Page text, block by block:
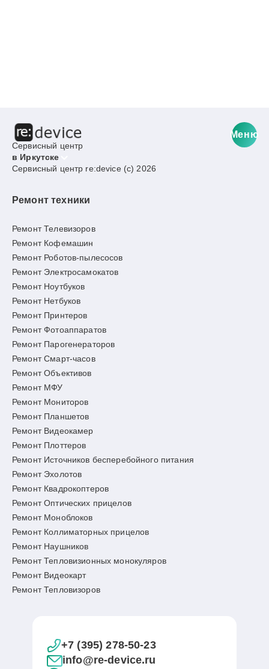
Сервисный центр
в Иркутске
Меню
Сервисный центр re:device (c) 2026
Ремонт техники
Ремонт Телевизоров
Ремонт Кофемашин
Ремонт Роботов-пылесосов
Ремонт Электросамокатов
Ремонт Ноутбуков
Ремонт Нетбуков
Ремонт Принтеров
Ремонт Фотоаппаратов
Ремонт Парогенераторов
Ремонт Смарт-часов
Ремонт Объективов
Ремонт МФУ
Ремонт Мониторов
Ремонт Планшетов
Ремонт Видеокамер
Ремонт Плоттеров
Ремонт Источников бесперебойного питания
Ремонт Эхолотов
Ремонт Квадрокоптеров
Ремонт Оптических прицелов
Ремонт Моноблоков
Ремонт Коллиматорных прицелов
Ремонт Наушников
Ремонт Тепловизионных монокуляров
Ремонт Видеокарт
Ремонт Тепловизоров
+7 (395) 278-50-23
info@re-device.ru